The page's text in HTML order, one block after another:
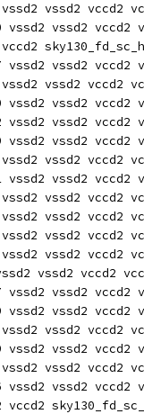
vssd2 vssd2 vccd2
vssd2 vssd2 vccd2
vccd2
vssd2 vssd2 vccd2
vssd2 vssd2 vccd2
vssd2 vssd2 vccd2
vssd2 vssd2 vccd2
vssd2 vssd2 vccd2
vssd2 vssd2 vccd2
vssd2 vssd2 vccd2
vssd2 vssd2 vccd2
vssd2 vssd2 vccd2
vssd2 vssd2 vccd2
vssd2 vssd2 vccd2
vssd2 vccd2
vssd2 vssd2 vccd2
vssd2 vssd2 vccd2
vssd2 vssd2 vccd2
vssd2 vssd2 vccd2
vssd2 vssd2 vccd2
vssd2 vssd2 vccd2
vccd2